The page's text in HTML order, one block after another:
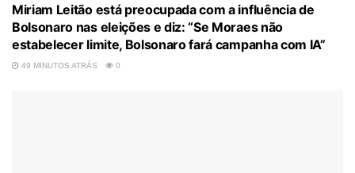
Miriam Leitão está preocupada com a influência de
Bolsonaro nas eleições e diz: “Se Moraes não
estabelecer limite, Bolsonaro fará campanha com IA”
49 MINUTOS ATRÁS 0